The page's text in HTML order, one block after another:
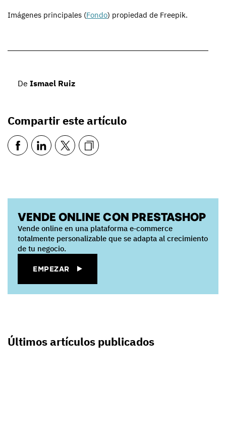
Imágenes principales (Fondo) propiedad de Freepik.
De Ismael Ruiz
Compartir este artículo
VENDE ONLINE CON PRESTASHOP
Vende online en una plataforma e‑commerce
totalmente personalizable que se adapta al crecimiento
de tu negocio.
EMPEZAR
Últimos artículos publicados